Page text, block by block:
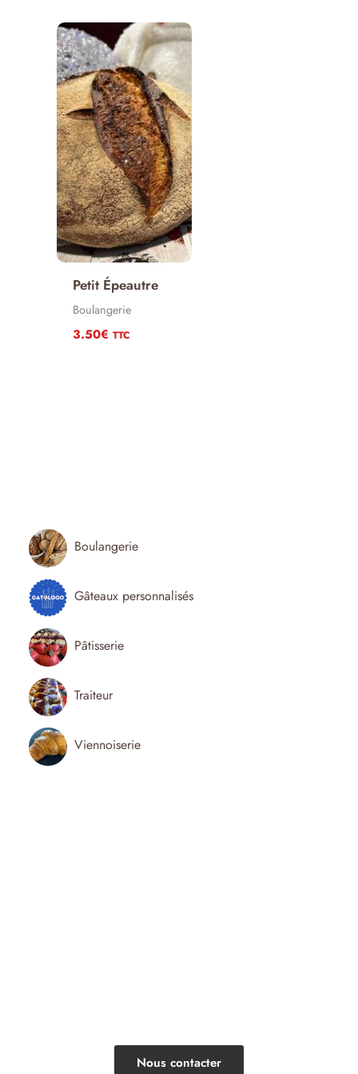
Boulangerie
Gâteaux personnalisés
Pâtisserie
Traiteur
Viennoiserie
Petit Épeautre
Boulangerie
3.50€ TTC
Nous contacter